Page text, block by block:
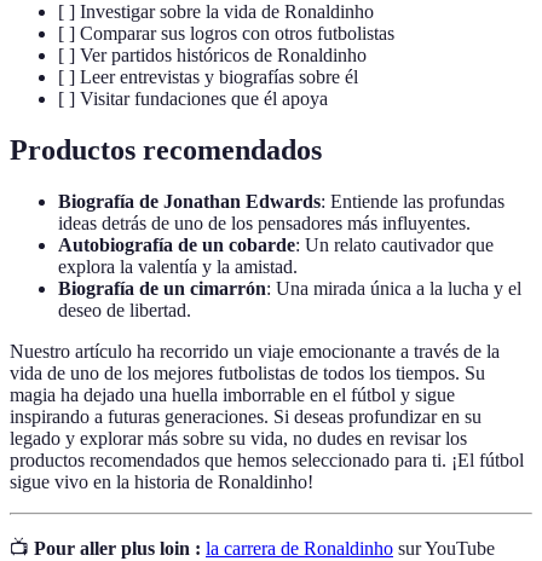
[ ] Investigar sobre la vida de Ronaldinho
[ ] Comparar sus logros con otros futbolistas
[ ] Ver partidos históricos de Ronaldinho
[ ] Leer entrevistas y biografías sobre él
[ ] Visitar fundaciones que él apoya
Productos recomendados
Biografía de Jonathan Edwards: Entiende las profundas
ideas detrás de uno de los pensadores más influyentes.
Autobiografía de un cobarde: Un relato cautivador que
explora la valentía y la amistad.
Biografía de un cimarrón: Una mirada única a la lucha y el
deseo de libertad.
Nuestro artículo ha recorrido un viaje emocionante a través de la
vida de uno de los mejores futbolistas de todos los tiempos. Su
magia ha dejado una huella imborrable en el fútbol y sigue
inspirando a futuras generaciones. Si deseas profundizar en su
legado y explorar más sobre su vida, no dudes en revisar los
productos recomendados que hemos seleccionado para ti. ¡El fútbol
sigue vivo en la historia de Ronaldinho!
📺 Pour aller plus loin : la carrera de Ronaldinho sur YouTube